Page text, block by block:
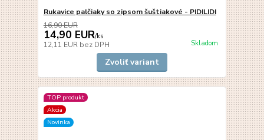
Rukavice palčiaky so zipsom šuštiakové - PIDILIDI
16,90 EUR
14,90 EUR/ks
12,11 EUR bez DPH Skladom
Zvoliť variant
TOP produkt
Akcia
Novinka